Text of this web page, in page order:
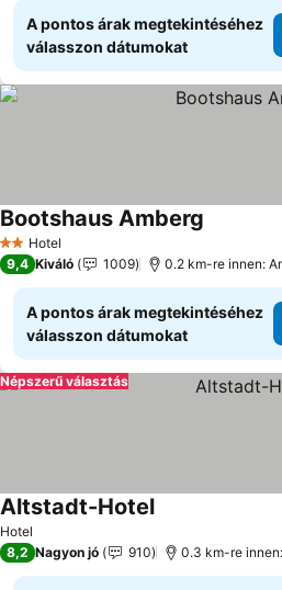
A pontos árak megtekintéséhez
válasszon dátumokat
2 Kategória
Hotel
Bootshaus Amberg
9,4 Kiváló 1009 0.2 km-re innen:
A pontos árak megtekintéséhez
válasszon dátumokat
Népszerű választás
Hotel
Altstadt-HotelÁrak
8,2 Nagyon jó 910 0.3 km-re